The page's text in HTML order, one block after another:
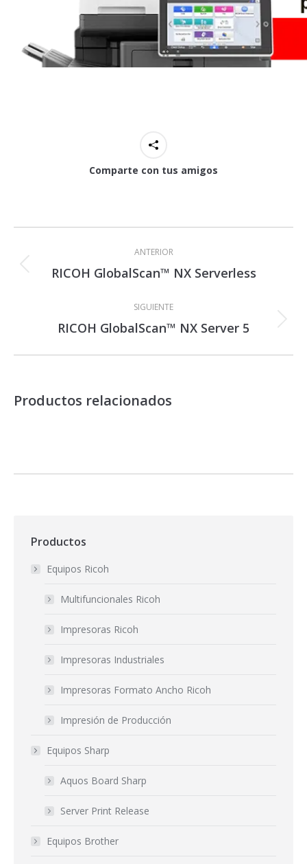
Comparte con tus amigos
Navegación
entre
proyectos
ANTERIOR
Proyecto
RICOH GlobalScan™ NX Serverless
SIGUIENTE
Proyecto
RICOH GlobalScan™ NX Server 5
Productos relacionados
Productos
Equipos Ricoh
Multifuncionales Ricoh
Impresoras Ricoh
Impresoras Industriales
Impresoras Formato Ancho Ricoh
Impresión de Producción
Equipos Sharp
Aquos Board Sharp
Server Print Release
Equipos Brother